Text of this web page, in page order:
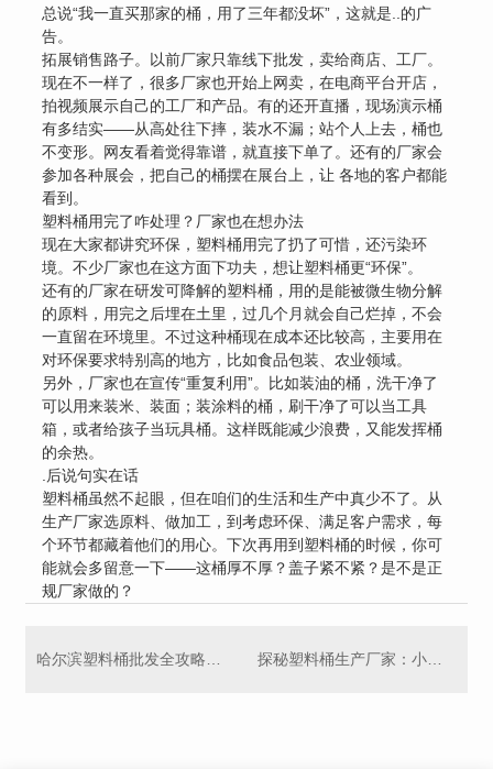
总说“我一直买那家的桶，用了三年都没坏”，这就是..的广
告。
拓展销售路子。以前厂家只靠线下批发，卖给商店、工厂。
现在不一样了，很多厂家也开始上网卖，在电商平台开店，
拍视频展示自己的工厂和产品。有的还开直播，现场演示桶
有多结实——从高处往下摔，装水不漏；站个人上去，桶也
不变形。网友看着觉得靠谱，就直接下单了。还有的厂家会
参加各种展会，把自己的桶摆在展台上，让 各地的客户都能
看到。
塑料桶用完了咋处理？厂家也在想办法
现在大家都讲究环保，塑料桶用完了扔了可惜，还污染环
境。不少厂家也在这方面下功夫，想让塑料桶更“环保”。
还有的厂家在研发可降解的塑料桶，用的是能被微生物分解
的原料，用完之后埋在土里，过几个月就会自己烂掉，不会
一直留在环境里。不过这种桶现在成本还比较高，主要用在
对环保要求特别高的地方，比如食品包装、农业领域。
另外，厂家也在宣传“重复利用”。比如装油的桶，洗干净了
可以用来装米、装面；装涂料的桶，刷干净了可以当工具
箱，或者给孩子当玩具桶。这样既能减少浪费，又能发挥桶
的余热。
.后说句实在话
塑料桶虽然不起眼，但在咱们的生活和生产中真少不了。从
生产厂家选原料、做加工，到考虑环保、满足客户需求，每
个环节都藏着他们的用心。下次再用到塑料桶的时候，你可
能就会多留意一下——这桶厚不厚？盖子紧不紧？是不是正
规厂家做的？